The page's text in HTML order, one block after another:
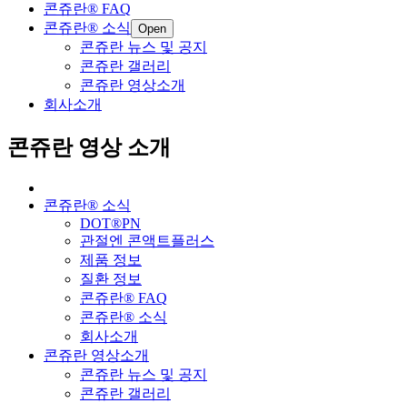
콘쥬란® FAQ
콘쥬란® 소식
Open
콘쥬란 뉴스 및 공지
콘쥬란 갤러리
콘쥬란 영상소개
회사소개
콘쥬란영상 소개
콘쥬란® 소식
DOT®PN
관절엔 콘액트플러스
제품 정보
질환 정보
콘쥬란® FAQ
콘쥬란® 소식
회사소개
콘쥬란 영상소개
콘쥬란 뉴스 및 공지
콘쥬란 갤러리